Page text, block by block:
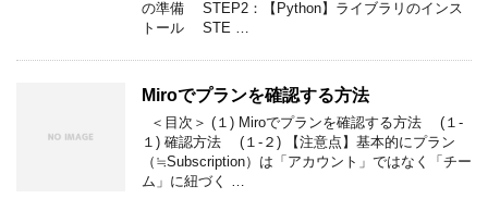
の準備 STEP2：【Python】ライブラリのインス
トール STE …
Miroでプランを確認する方法
＜目次＞ (１) Miroでプランを確認する方法 (１-
１) 確認方法 (１-２) 【注意点】基本的にプラン
（≒Subscription）は「アカウント」ではなく「チー
ム」に紐づく …